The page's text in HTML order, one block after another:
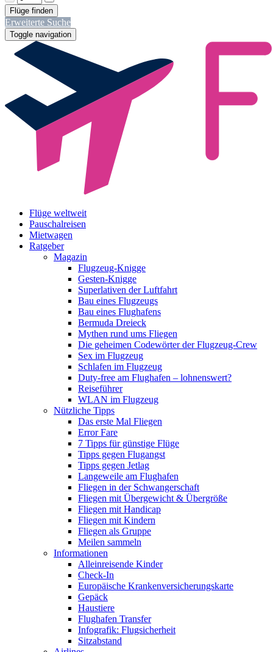
Erweiterte Suche
Toggle navigation
Flüge weltweit
Pauschalreisen
Mietwagen
Ratgeber
Magazin
Flugzeug-Knigge
Gesten-Knigge
Superlativen der Luftfahrt
Bau eines Flugzeugs
Bau eines Flughafens
Bermuda Dreieck
Mythen rund ums Fliegen
Die geheimen Codewörter der Flugzeug-Crew
Sex im Flugzeug
Schlafen im Flugzeug
Duty-free am Flughafen – lohnenswert?
Reiseführer
WLAN im Flugzeug
Nützliche Tipps
Das erste Mal Fliegen
Error Fare
7 Tipps für günstige Flüge
Tipps gegen Flugangst
Tipps gegen Jetlag
Langeweile am Flughafen
Fliegen in der Schwangerschaft
Fliegen mit Übergewicht & Übergröße
Fliegen mit Handicap
Fliegen mit Kindern
Fliegen als Gruppe
Meilen sammeln
Informationen
Alleinreisende Kinder
Check-In
Europäische Krankenversicherungskarte
Gepäck
Haustiere
Flughafen Transfer
Infografik: Flugsicherheit
Sitzabstand